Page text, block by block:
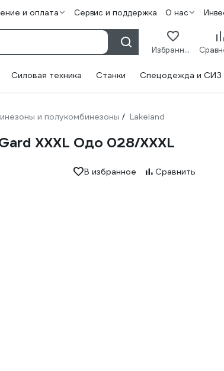
и оплата Сервис и поддержка О нас
Избранное
Силовая техника Станки Спецодежда и СИЗ
и полукомбинезоны / Lakeland
ХХXL Одо 028/ХХXL
В избранное Сравнить